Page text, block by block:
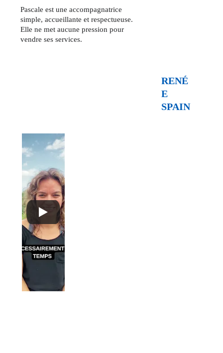
RENÉ
E
SPAIN
Pascale est une accompagnatrice
simple, accueillante et respectueuse.
Elle ne met aucune pression pour
vendre ses services.